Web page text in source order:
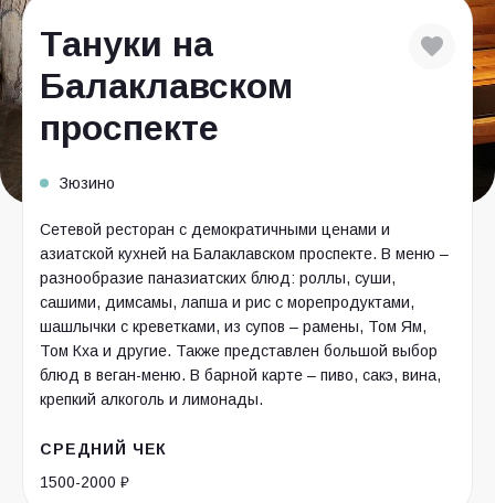
Тануки на
Балаклавском
проспекте
Зюзино
Сетевой ресторан с демократичными ценами и
азиатской кухней на Балаклавском проспекте. В меню –
разнообразие паназиатских блюд: роллы, суши,
сашими, димсамы, лапша и рис с морепродуктами,
шашлычки с креветками, из супов – рамены, Том Ям,
Том Кха и другие. Также представлен большой выбор
блюд в веган-меню. В барной карте – пиво, сакэ, вина,
крепкий алкоголь и лимонады.
СРЕДНИЙ ЧЕК
1500-2000 ₽